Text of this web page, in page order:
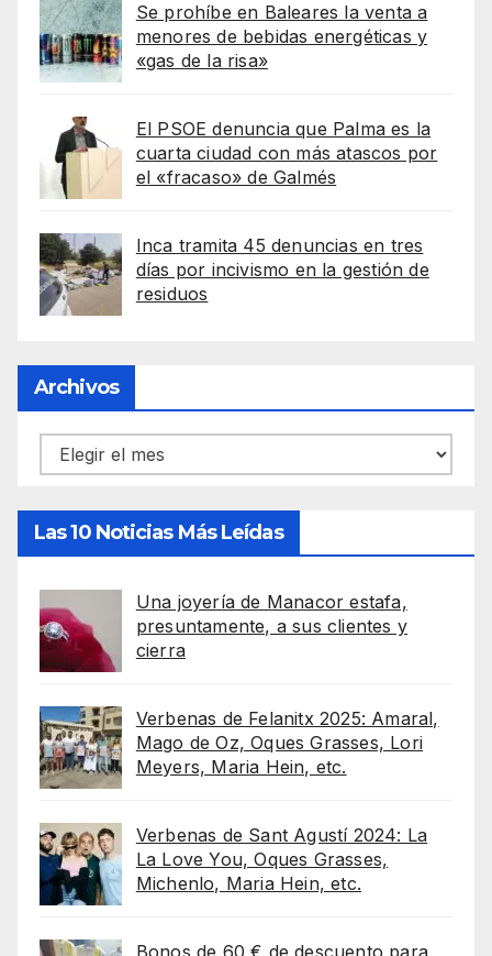
Se prohíbe en Baleares la venta a
menores de bebidas energéticas y
«gas de la risa»
El PSOE denuncia que Palma es la
cuarta ciudad con más atascos por
el «fracaso» de Galmés
Inca tramita 45 denuncias en tres
días por incivismo en la gestión de
residuos
Archivos
Archivos
Las 10 Noticias Más Leídas
Una joyería de Manacor estafa,
presuntamente, a sus clientes y
cierra
Verbenas de Felanitx 2025: Amaral,
Mago de Oz, Oques Grasses, Lori
Meyers, Maria Hein, etc.
Verbenas de Sant Agustí 2024: La
La Love You, Oques Grasses,
Michenlo, Maria Hein, etc.
Bonos de 60 € de descuento para